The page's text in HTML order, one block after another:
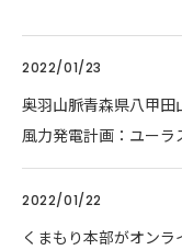
2022/01/23
奥羽山脈青森県八甲
風力発電計画：ユーラ
2022/01/22
くまもり本部がオン